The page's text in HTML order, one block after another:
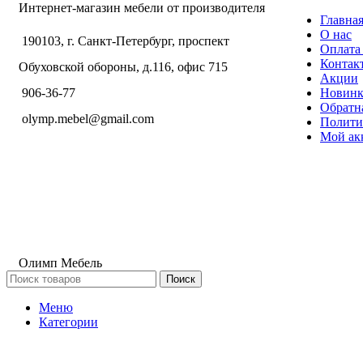
Интернет-магазин мебели от производителя
190103, г. Санкт-Петербург, проспект
Обуховской обороны, д.116, офис 715
906-36-77
olymp.mebel@gmail.com
Главная
О нас
Оплата
Акции
Мой
Олимп Мебель
Поиск
Меню
Категории